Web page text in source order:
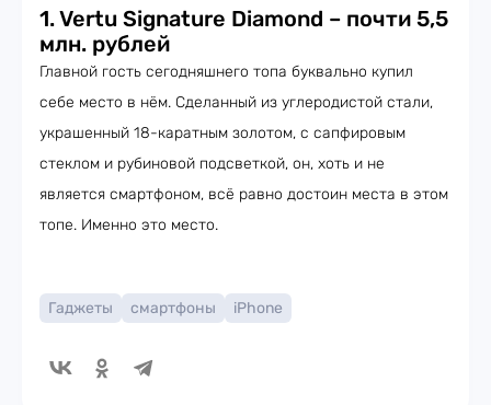
1. Vertu Signature Diamond – почти 5,5
млн. рублей
Главной гость сегодняшнего топа буквально купил
себе место в нём. Сделанный из углеродистой стали,
украшенный 18-каратным золотом, с сапфировым
стеклом и рубиновой подсветкой, он, хоть и не
является смартфоном, всё равно достоин места в этом
топе. Именно это место.
Гаджеты смартфоны iPhone